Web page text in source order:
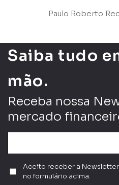
Paulo Roberto
Enviar
Saiba tudo
mão.
Receba nossa
mercado
Aceito receber a
no formulário acima.